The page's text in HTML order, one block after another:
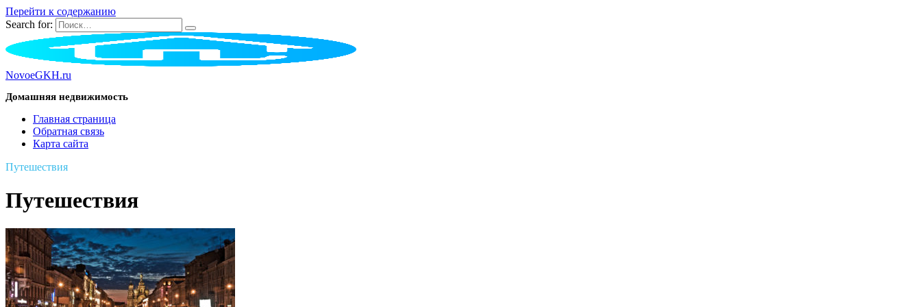
Перейти к содержанию
Search for:
NovoeGKH.ru
Домашняя недвижимость
Главная страница
Обратная связь
Карта сайта
Путешествия
Путешествия